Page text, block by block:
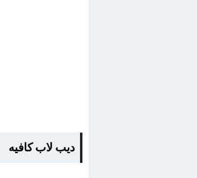
ديب لاب كافيه